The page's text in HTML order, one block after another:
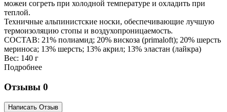
Техничные альпинистские носки, обеспечивающие лучшую
термоизоляцию стопы и воздухопроницаемость.
СОСТАВ: 21% полиамид; 20% вискоза (primaloft); 20% шерсть
мериноса; 13% шерсть; 13% акрил; 13% эластан (лайкра)
Вес: 140 г
Подробнее
Отзывы 0